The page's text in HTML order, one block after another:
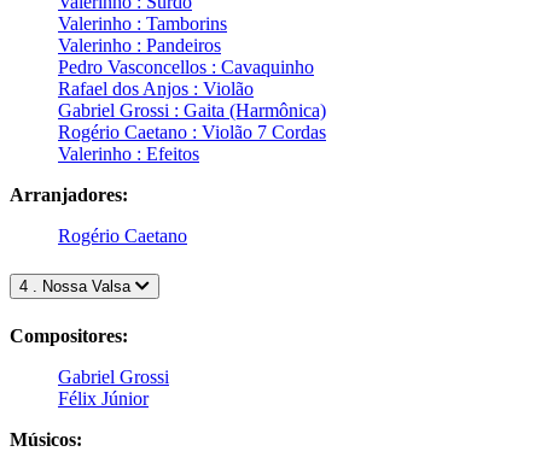
Valerinho : Tamborins
Valerinho : Pandeiros
Pedro Vasconcellos : Cavaquinho
Rafael dos Anjos : Violão
Gabriel Grossi : Gaita (Harmônica)
Rogério Caetano : Violão 7 Cordas
Valerinho : Efeitos
Arranjadores:
Rogério Caetano
4 . Nossa Valsa
Compositores:
Gabriel Grossi
Félix Júnior
Músicos: